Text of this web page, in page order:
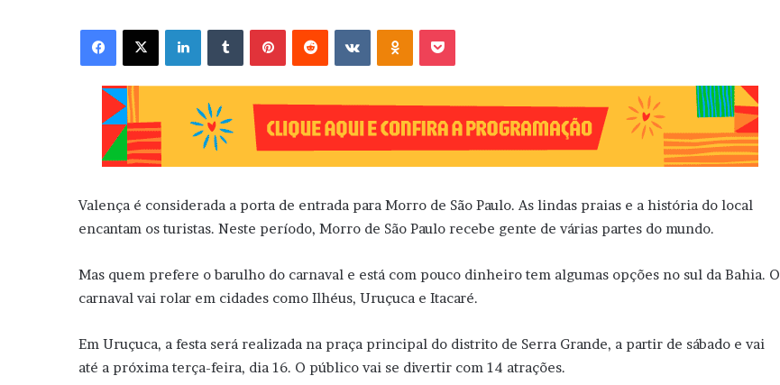
Facebook X Linkedin VK OK
Valença é considerada a porta de entrada para Morro de São Paulo. As lindas praias e a história do local
encantam os turistas. Neste período, Morro de São Paulo recebe gente de várias partes do mundo.
Mas quem prefere o barulho do carnaval e está com pouco dinheiro tem algumas opções no sul da Bahia. O
carnaval vai rolar em cidades como Ilhéus, Uruçuca e Itacaré.
Em Uruçuca, a festa será realizada na praça principal do distrito de Serra Grande, a partir de sábado e vai
até a próxima terça-feira, dia 16. O público vai se divertir com 14 atrações.